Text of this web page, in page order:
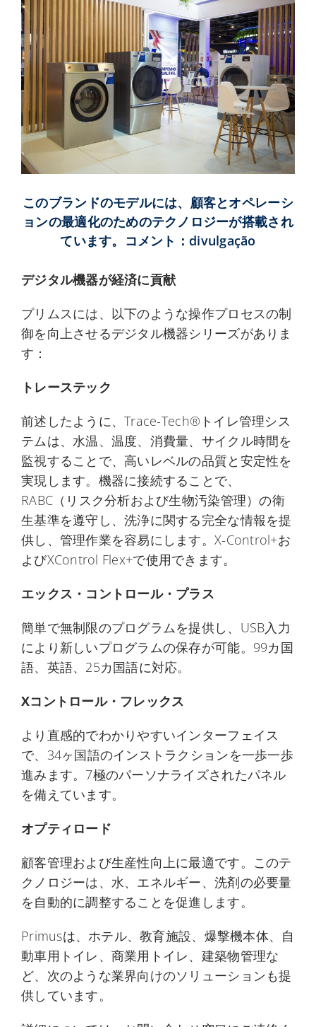
このブランドのモデルには、顧客とオペレーシ
ョンの最適化のためのテクノロジーが搭載され
ています。コメント：divulgação
デジタル機器が経済に貢献
プリムスには、以下のような操作プロセスの制
御を向上させるデジタル機器シリーズがありま
す：
トレーステック
前述したように、Trace-Tech®トイレ管理シス
テムは、水温、温度、消費量、サイクル時間を
監視することで、高いレベルの品質と安定性を
実現します。機器に接続することで、
RABC（リスク分析および生物汚染管理）の衛
生基準を遵守し、洗浄に関する完全な情報を提
供し、管理作業を容易にします。X-Control+お
よびXControl Flex+で使用できます。
エックス・コントロール・プラス
簡単で無制限のプログラムを提供し、USB入力
により新しいプログラムの保存が可能。99カ国
語、英語、25カ国語に対応。
Xコントロール・フレックス
より直感的でわかりやすいインターフェイス
で、34ヶ国語のインストラクションを一歩一歩
進みます。7極のパーソナライズされたパネル
を備えています。
オプティロード
顧客管理および生産性向上に最適です。このテ
クノロジーは、水、エネルギー、洗剤の必要量
を自動的に調整することを促進します。
Primusは、ホテル、教育施設、爆撃機本体、自
動車用トイレ、商業用トイレ、建築物管理な
ど、次のような業界向けのソリューションも提
供しています。